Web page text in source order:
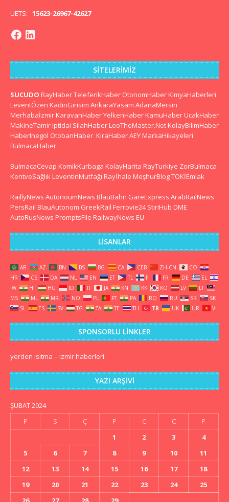
UETS: 15623-26967-42627
SITELERIMIZ
SUCUDO RayHaberTeleferikHaber OtonomHaber KimyaHaberleri
LeventÖzen KadinGirisim AnkaraYasam AdanaMersin
Merhabaİzmir KaravanHaberYelkenHaber KamuHaber UcakHaber
MakineTamir Iptidai SilahHaber LeoTheMaster.Net KolayBilimHaber
HaberInegol OtobanHaber KiraHaberAEY MarkaHikayeleri
BulmacaHaber
BulmacaCevap KomikKurbaga KolayHarita RayTurkiye ZorBulmaca
KentveSağlık LeventinMutfağı Rayİhale MeşhurBlogTOKİEmlak
RaillyNews AutonoumNews BlauBahn GareExpress ArabRailNews
PersRail BlauAutonom GreekRail Ferrovie24 StiriHub DME
AutoRusNews PromptsFile RailwayNews EU
LISANLAR
AR AZ BN BS BG CA CEB ZH-CN
CO
HR
CS DA NL EN ET TL FI FR DE
EL
IW
HI HU ID IT JA KN KK KO LV
LT
MS
ML MR NO PL PT PA RO RU SR
SK
SL
ES SV TG TA TE TH TR UK UR VI
SPONSORLU LINKLER
yerden ısıtma – izmir haberleri
YAZI ARŞIVI
ŞUBAT 2024
P
S Ç P C C
P
1
2 3
4
5
6 7 8 9 10
11
12
13 14 15 16 17
18
19
20 21 22 23 24
25